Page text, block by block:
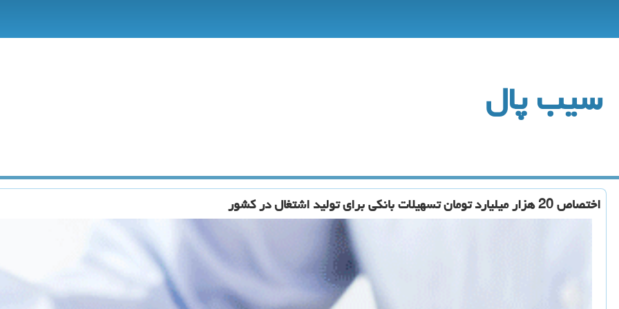
سیب پال
اختصاص 20 هزار میلیارد تومان تسهیلات بانكی برای تولید اشتغال در كشور